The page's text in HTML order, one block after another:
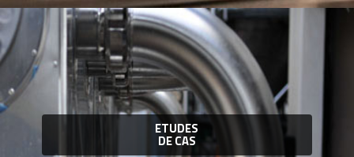
ETUDES
DE CAS